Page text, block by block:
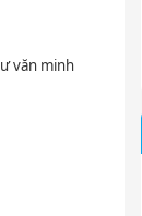
văn minh